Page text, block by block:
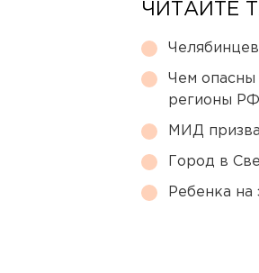
ЧИТАЙТЕ
Чем опасны
регионы РФ
МИД
Город в
Ребенка на